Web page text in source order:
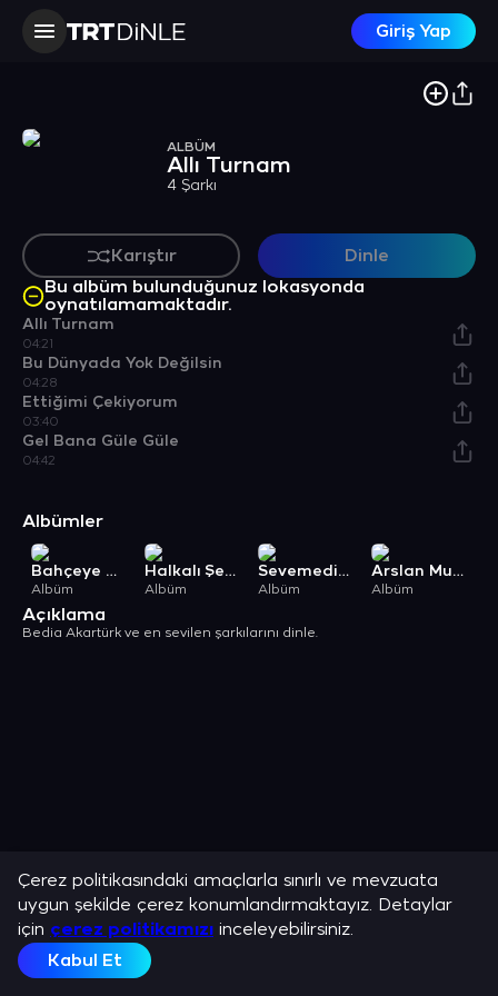
Giriş Yap
ALBÜM
Allı Turnam
4 Şarkı
Karıştır
Dinle
Bu albüm bulunduğunuz lokasyonda
oynatılamamaktadır.
Allı Turnam
04:21
Bu Dünyada Yok Değilsin
04:28
Ettiğimi Çekiyorum
03:40
Gel Bana Güle Güle
04:42
Albümler
Bahçeye Gel Ki Görem
Albüm
Halkalı Şeker
Albüm
Sevemedim Kara Gözlüm
Albüm
Arslan Mustafa / Su Ver Leyla Yanıyorum
Albüm
Açıklama
Bedia Akartürk ve en sevilen şarkılarını dinle.
Çerez politikasındaki amaçlarla sınırlı ve mevzuata
uygun şekilde çerez konumlandırmaktayız. Detaylar
için çerez politikamızı inceleyebilirsiniz.
Kabul Et